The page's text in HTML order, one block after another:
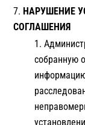
НАРУШЕНИЕ
СОГЛАШЕНИЯ
собранную